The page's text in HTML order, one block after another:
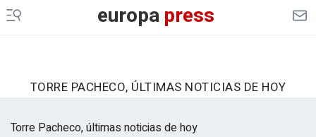
europapress
TORRE PACHECO, ÚLTIMAS NOTICIAS DE HOY
Torre Pacheco, últimas noticias de hoy